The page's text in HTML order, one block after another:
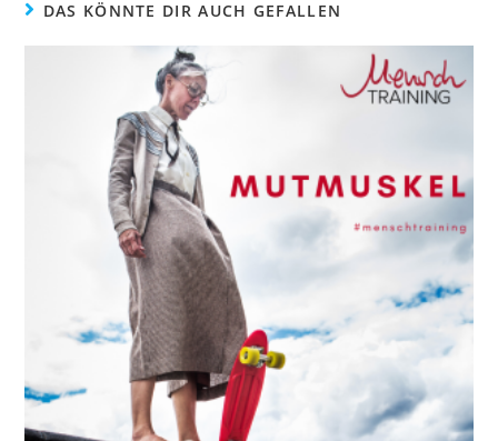
DAS KÖNNTE DIR AUCH GEFALLEN